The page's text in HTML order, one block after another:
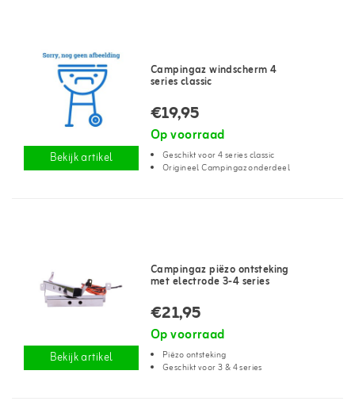
Bekijk artikel
Campingaz windscherm 4
series classic
€19,95
Op voorraad
Geschikt voor 4 series classic
Origineel Campingaz onderdeel
Bekijk artikel
Campingaz piëzo ontsteking
met electrode 3-4 series
€21,95
Op voorraad
Piëzo ontsteking
Geschikt voor 3 & 4 series